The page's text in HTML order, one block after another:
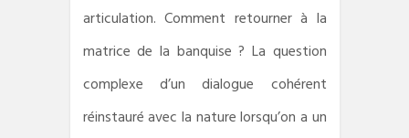
articulation. Comment retourner à la
matrice de la banquise ? La question
complexe d’un dialogue cohérent
réinstauré avec la nature lorsqu’on a un